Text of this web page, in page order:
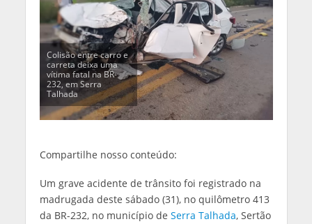
Colisão entre carro e
carreta deixa uma
vítima fatal na BR-
232, em Serra
Talhada
Compartilhe nosso conteúdo:
Um grave acidente de trânsito foi registrado na
madrugada deste sábado (31), no quilômetro 413
da BR-232, no município de Serra Talhada, Sertão